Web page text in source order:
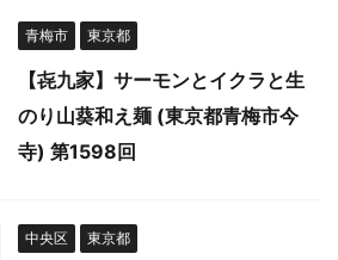
青梅市 東京都
【㐂九家】サーモンとイクラと生
のり山葵和え麺 (東京都青梅市今
寺) 第1598回
中央区 東京都